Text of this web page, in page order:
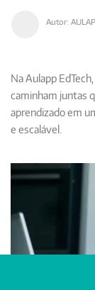
Autor:
Na Aulapp
caminham juntas
aprendizado em
e escalável.